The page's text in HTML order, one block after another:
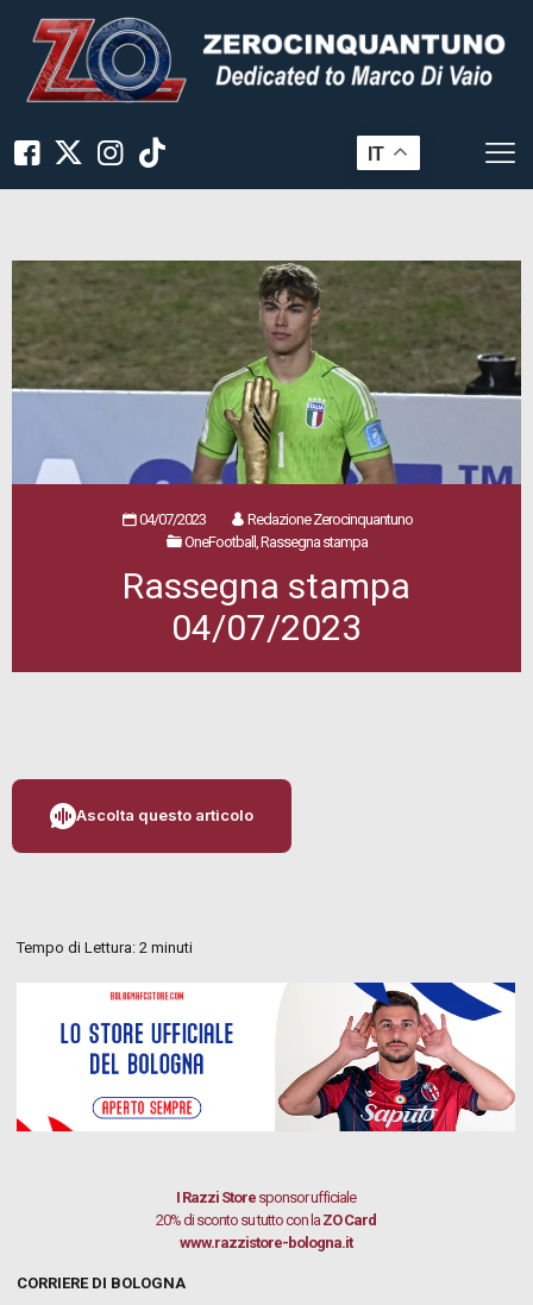
IT
04/07/2023
Redazione Zerocinquantuno
OneFootball, Rassegna stampa
Rassegna stampa
04/07/2023
Ascolta questo articolo
Tempo di Lettura:2 minuti
I Razzi Store sponsor ufficiale
20% di sconto su tutto con la ZO Card
www.razzistore-bologna.it
CORRIERE DI BOLOGNA